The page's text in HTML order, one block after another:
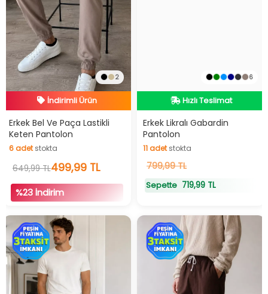
2
İndirimli Ürün
Hızlı Teslimat
İndirimli Ürün
Erkek Bel Ve Paça Lastikli
Keten Pantolon
6adetstokta
6adetstokta
649,99 TL499,99 TL
%23 İndirim
6
Hızlı Teslimat
Hızlı Teslimat
Erkek Likralı Gabardin
Pantolon
11adetstokta
11adetstokta
799,99 TL
Sepette 719,99 TL